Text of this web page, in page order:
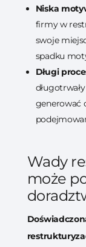
Niska
firmy w
swoje
spadku
Długi
generować
Wady
może